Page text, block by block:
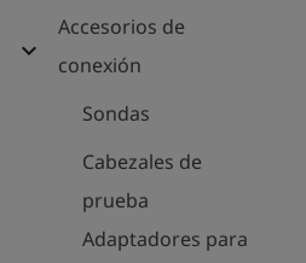
expand_more
Accesorios de
conexión
Sondas
Cabezales de
prueba
Adaptadores para